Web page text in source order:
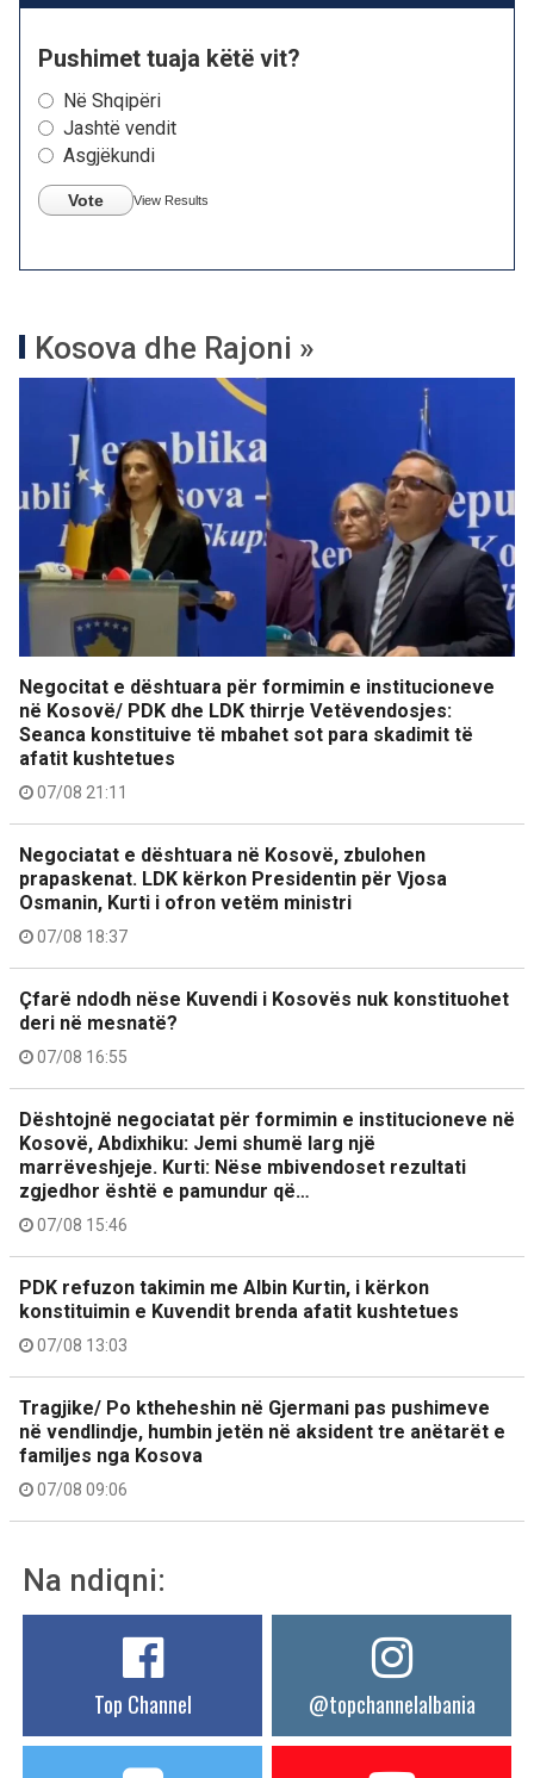
Pushimet tuaja këtë vit?
Në Shqipëri
Jashtë vendit
Asgjëkundi
Vote View Results
Kosova dhe Rajoni »
Negocitat e dështuara për formimin e institucioneve
në Kosovë/ PDK dhe LDK thirrje Vetëvendosjes:
Seanca konstituive të mbahet sot para skadimit të
afatit kushtetues
07/08 21:11
Negociatat e dështuara në Kosovë, zbulohen
prapaskenat. LDK kërkon Presidentin për Vjosa
Osmanin, Kurti i ofron vetëm ministri
07/08 18:37
Çfarë ndodh nëse Kuvendi i Kosovës nuk konstituohet
deri në mesnatë?
07/08 16:55
Dështojnë negociatat për formimin e institucioneve në
Kosovë, Abdixhiku: Jemi shumë larg një
marrëveshjeje. Kurti: Nëse mbivendoset rezultati
zgjedhor është e pamundur që…
07/08 15:46
PDK refuzon takimin me Albin Kurtin, i kërkon
konstituimin e Kuvendit brenda afatit kushtetues
07/08 13:03
Tragjike/ Po ktheheshin në Gjermani pas pushimeve
në vendlindje, humbin jetën në aksident tre anëtarët e
familjes nga Kosova
07/08 09:06
Na ndiqni:
Top Channel @topchannelalbania